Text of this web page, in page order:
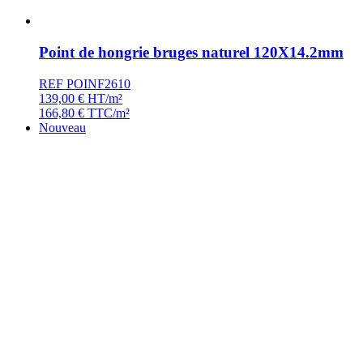
Point de hongrie bruges naturel 120X14.2mm
REF POINF2610
139,00 € HT/m²
166,80 € TTC/m²
Nouveau